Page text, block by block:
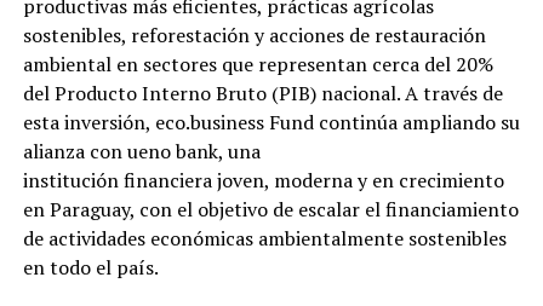
productivas más eficientes, prácticas agrícolas
sostenibles, reforestación y acciones de restauración
ambiental en sectores que representan cerca del 20%
del Producto Interno Bruto (PIB) nacional. A través de
esta inversión, eco.business Fund continúa ampliando su
alianza con ueno bank, una
institución financiera joven, moderna y en crecimiento
en Paraguay, con el objetivo de escalar el financiamiento
de actividades económicas ambientalmente sostenibles
en todo el país.